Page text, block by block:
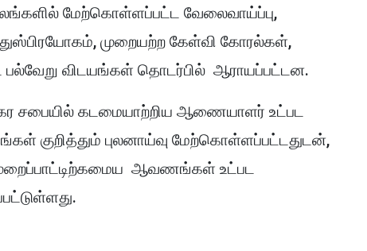
மேற்கொள்ளப்பட்ட வேலைவாய்ப்பு,
முறையற்ற கேள்வி கோரல்கள்,
பல்வேறு விடயங்கள் தொடர்பில் ஆராயப்பட்டன.
சபையில் கடமையாற்றிய ஆணையாளர் உட்பட
குறித்தும் புலனாய்வு மேற்கொள்ளப்பட்டதுடன்,
ஆவணங்கள் உட்பட